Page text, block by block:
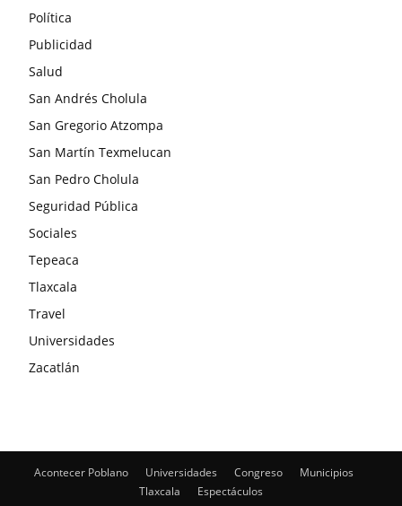
Política
Publicidad
Salud
San Andrés Cholula
San Gregorio Atzompa
San Martín Texmelucan
San Pedro Cholula
Seguridad Pública
Sociales
Tepeaca
Tlaxcala
Travel
Universidades
Zacatlán
Acontecer Poblano Universidades Congreso
Municipios
Tlaxcala
Espectáculos